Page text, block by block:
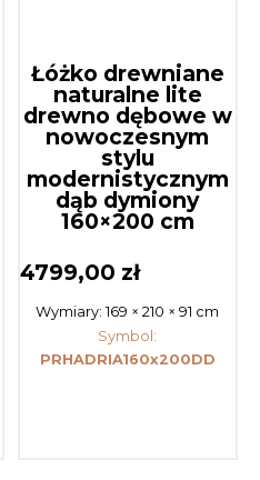
Łóżko drewniane
naturalne lite
drewno dębowe w
nowoczesnym
stylu
modernistycznym
dąb dymiony
160×200 cm
4799,00 zł
Wymiary:169 × 210 × 91 cm
Symbol:
PRHADRIA160x200DD